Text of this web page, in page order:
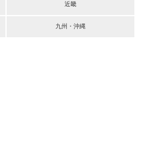
近畿
九州・沖縄